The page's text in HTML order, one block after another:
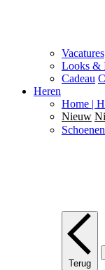
Vacatures
Looks &
Cadeau
Heren
Home |
Nieuw
Schoenen
Terug